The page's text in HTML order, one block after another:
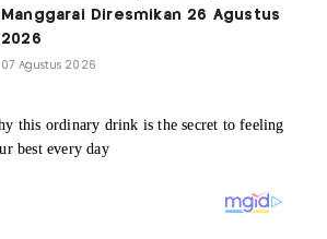
Manggarai Diresmikan 26 Agustus
2026
07 Agustus 2026